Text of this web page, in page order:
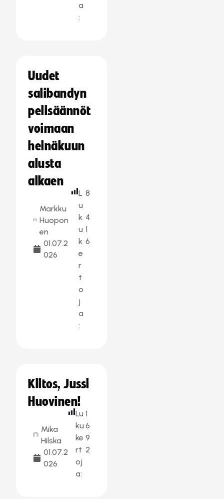
a
:
Uudet
salibandyn
pelisäännöt
voimaan
heinäkuun
alusta
alkaen
Markku
Huopon
en
01.07.2
026
L
u
k
u
k
e
r
t
o
j
a
:
8
4
1
6
Kiitos, Jussi
Huovinen!
Mika
Hilska
01.07.2
026
Lu
ku
ke
rt
oj
a:
1
6
9
2